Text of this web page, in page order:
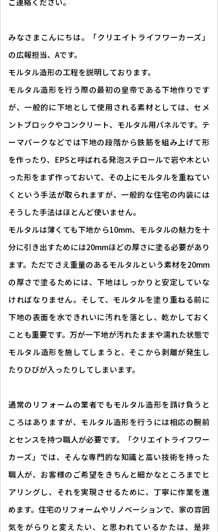
みなさまこんにちは。「クリエイトライフワーカーズ」
の広報担当、Aです。
モルタル造形の工程を説明しております。
モルタル造形を行う際の最初の皇帝である下地作りです
が、一般的に下地として使用される素材としては、セメ
ントブロックやコンクリート、モルタル用パネルです。テ
ーマパークなどでは下地の段階から鉄筋を組み上げて形
を作ったり、EPSと呼ばれる発泡スチロールで岩や木とい
った形をまず作っておいて、その上にモルタルを重ねてい
くという手法が取られますが、一般的な住宅の内装には
そうした手法はほとんど使いません。
モルタルは薄くても下地から10mm、モルタルの魅力を十
分に引き出すためには20mmほどの厚さに塗る必要があり
ます。ただでさえ重量のあるモルタルという素材を20mm
の厚さで塗るためには、下地はしっかりと安定していな
ければなりません。そして、モルタルを塗り重ねる前に
下地の表面を水できれいに汚れを落とし、乾かしておく
ことも重要です。万が一下地が汚れたままや濡れた状態で
モルタル造形を施してしまうと、そこから剥離が発生し
たりひびが入ったりしてしまいます。
通常のリフォームの業者でもモルタル造形を請け負うと
ころはありますが、モルタル造形を行うには相応の腕前
とセンスを持つ職人が必要です。「クリエイトライフワー
カーズ」では、そんな専門的な知識と高い技術を持った
職人が、お客様のご希望をきちんと細かなところまでヒ
アリングし、それを実現させるために、丁寧に作業を進
めます。住宅のリフォームやリノベーションで、家の雰囲
気をがらりと変えたい、と思われているかたは、是非